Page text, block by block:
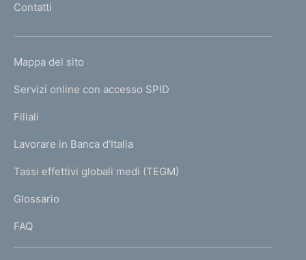
m
e
a
g
Contatti
L
N
K
T
I
I
Mappa del sito
Servizi online con accesso SPID
Filiali
Lavorare in Banca d'Italia
Tassi effettivi globali medi (TEGM)
Glossario
FAQ